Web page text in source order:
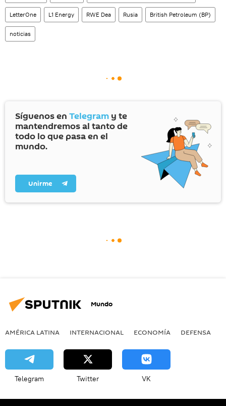
LetterOne L1 Energy RWE Dea Rusia British Petroleum (BP)
noticias
Síguenos en Telegram y te
mantendremos al tanto de
todo lo que pasa en el
mundo.
Unirme
Mundo
AMÉRICA LATINA INTERNACIONAL ECONOMÍA DEFENSA
Telegram Twitter VK